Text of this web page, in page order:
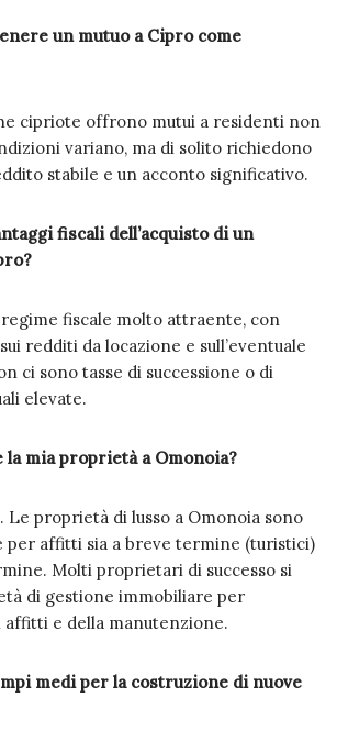
un mutuo a Cipro come
cipriote offrono mutui a residenti non
variano, ma di solito richiedono
stabile e un acconto significativo.
fiscali dell’acquisto di un
fiscale molto attraente, con
redditi da locazione e sull’eventuale
ci sono tasse di successione o di
elevate.
la mia proprietà a Omonoia?
Le proprietà di lusso a Omonoia sono
per affitti sia a breve termine (turistici)
Molti proprietari di successo si
di gestione immobiliare per
affitti e della manutenzione.
medi per la costruzione di nuove